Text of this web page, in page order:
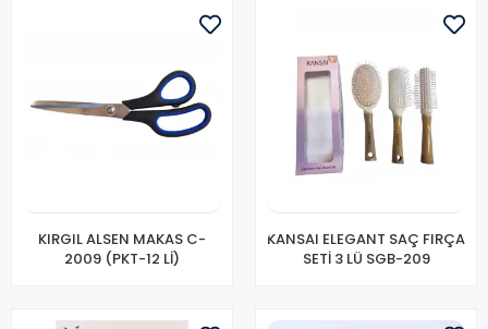
KIRGIL ALSEN MAKAS C-
2009 (PKT-12 Lİ)
KANSAI ELEGANT SAÇ FIRÇA
SETİ 3 LÜ SGB-209